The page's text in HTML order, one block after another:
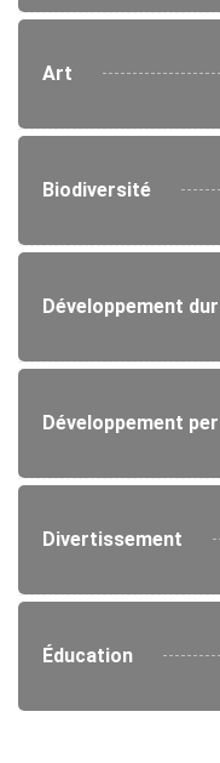
Art
Biodiversité
Développement
Développement
Divertissement
Éducation